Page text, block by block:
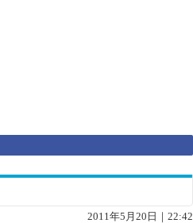
2011年5月20日｜22:42